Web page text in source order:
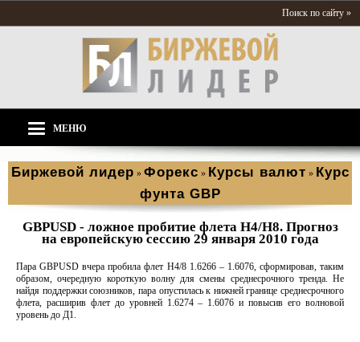
Поиск по сайту »
МЕНЮ
Биржевой лидер » Форекс » Курсы валют » Курс
фунта GBP
GBPUSD - ложное пробитие флета Н4/Н8. Прогноз
на европейскую сессию 29 января 2010 года
Пара GBPUSD вчера пробила флет Н4/8 1.6266 – 1.6076, сформировав, таким
образом, очередную короткую волну для смены среднесрочного тренда. Не
найдя поддержки союзников, пара опустилась к нижней границе среднесрочного
флета, расширив флет до уровней 1.6274 – 1.6076 и повысив его волновой
уровень до Д1.